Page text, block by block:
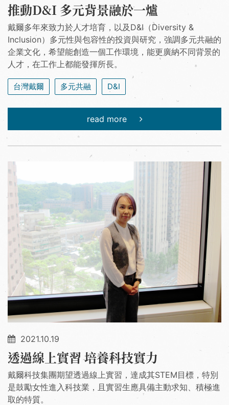
推動D&I 多元背景融於一爐
戴爾多年來致力於人才培育，以及D&I（Diversity &
Inclusion）多元性與包容性的投資與研究，強調多元共融的
企業文化，希望能創造一個工作環境，能更廣納不同背景的
人才，在工作上都能發揮所長。
台灣戴爾 多元共融 D&I
read more
2021.10.19
透過線上實習 培養科技實力
戴爾科技集團期望透過線上實習，達成其STEM目標，特別
是鼓勵女性進入科技業，且實習生應具備主動求知、積極進
取的特質。